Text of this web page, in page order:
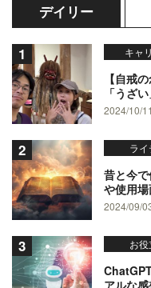
デイリー
キャ
【自戒
「うざ
2024/10/
ラ
昔と今
や使用場
2024/09/
お